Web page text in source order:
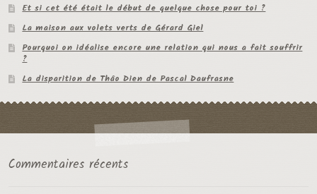
Et si cet été était le début de quelque chose pour toi ?
La maison aux volets verts de Gérard Giel
Pourquoi on idéalise encore une relation qui nous a fait souffrir
?
La disparition de Thâo Dien de Pascal Daufrasne
Commentaires récents